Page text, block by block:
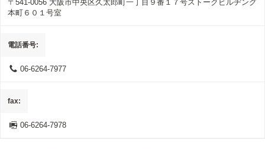
〒541-0056 大阪市中央区久太郎町一丁目９番１７号ストークビルヂング
本町６０１号室
電話番号
06-6264-7977
fax
06-6264-7978